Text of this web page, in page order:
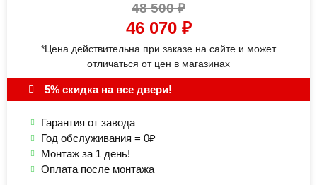
48 500₽
46 070 ₽
*Цена действительна при заказе на сайте и может
отличаться от цен в магазинах
5% скидка на все двери!
Гарантия от завода
Год обслуживания = 0₽
Монтаж за 1 день!
Оплата после монтажа